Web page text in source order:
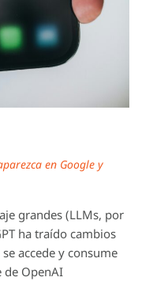
en Google y
grandes (LLMs, por
ha traído cambios
accede y consume
de OpenAI